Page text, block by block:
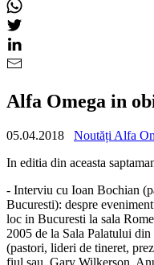
Alfa Omega in
05.04.2018 Noutăți Alfa
In editia din aceasta
- Interviu cu Ioan Bochian
Bucuresti): despre
loc in Bucuresti la sala
2005 de la Sala Palatului
(pastori, lideri de tineret,
fiul sau, Gary Wilkerson.